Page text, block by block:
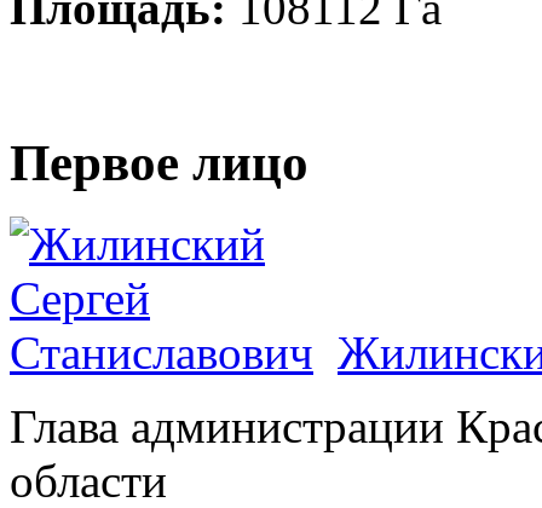
Первое лицо
Глава администрации
области